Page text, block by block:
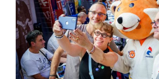
Salons, forums